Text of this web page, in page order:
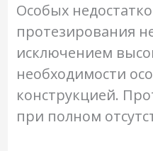
Особых
протезирования
исключением
необходимости
конструкцией.
при полном